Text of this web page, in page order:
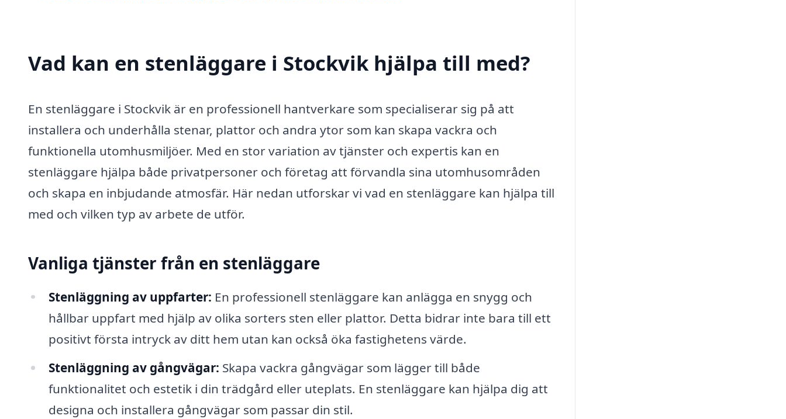
Vad kan en stenläggare i Stockvik hjälpa till med?
En stenläggare i Stockvik är en professionell hantverkare som specialiserar sig på att
installera och underhålla stenar, plattor och andra ytor som kan skapa vackra och
funktionella utomhusmiljöer. Med en stor variation av tjänster och expertis kan en
stenläggare hjälpa både privatpersoner och företag att förvandla sina utomhusområden
och skapa en inbjudande atmosfär. Här nedan utforskar vi vad en stenläggare kan hjälpa till
med och vilken typ av arbete de utför.
Vanliga tjänster från en stenläggare
Stenläggning av uppfarter: En professionell stenläggare kan anlägga en snygg och
hållbar uppfart med hjälp av olika sorters sten eller plattor. Detta bidrar inte bara till ett
positivt första intryck av ditt hem utan kan också öka fastighetens värde.
Stenläggning av gångvägar: Skapa vackra gångvägar som lägger till både
funktionalitet och estetik i din trädgård eller uteplats. En stenläggare kan hjälpa dig att
designa och installera gångvägar som passar din stil.